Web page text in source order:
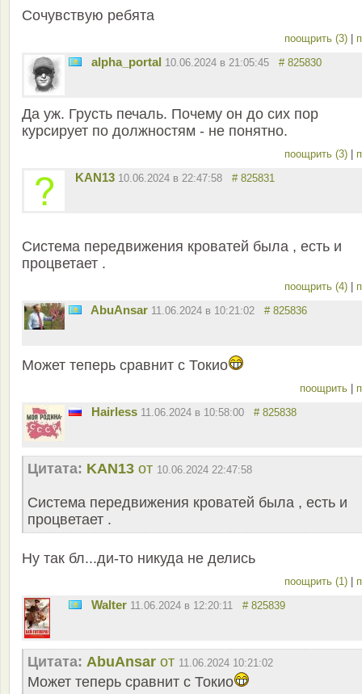
Сочувствую ребята
поощрить (3)
alpha_portal 10.06.2024 в 21:05:45 # 825830
Да уж. Грусть печаль. Почему он до сих пор
курсирует по должностям - не понятно.
поощрить (3)
KAN13 10.06.2024 в 22:47:58 # 825831
Система передвижения кроватей была , есть и
процветает .
поощрить (4)
AbuAnsar 11.06.2024 в 10:21:02 # 825836
Может теперь сравнит с Токио
поощрить
Hairless 11.06.2024 в 10:58:00 # 825838
Цитата: KAN13 от 10.06.2024 22:47:58
Система передвижения кроватей была , есть и
процветает .
Ну так бл...ди-то никуда не делись
поощрить (1)
Walter 11.06.2024 в 12:20:11 # 825839
Цитата: AbuAnsar от 11.06.2024 10:21:02
Может теперь сравнит с Токио